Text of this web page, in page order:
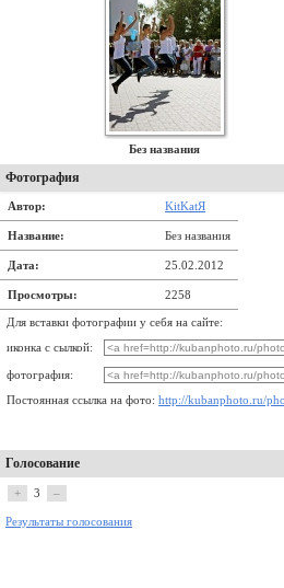
Без названия
Фотография
Автор: KitKatЯ
Название: Без названия
Дата: 25.02.2012
Просмотры: 2258
Для вставки фотографии у себя на сайте:
иконка с сылкой:
фотография:
Постоянная ссылка на фото: http://kubanphoto.ru/
Голосование
+ 3 –
Результаты голосования